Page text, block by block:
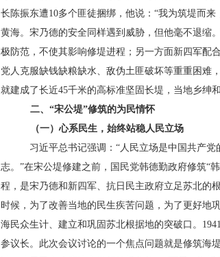
长陈振东遭10多个匪徒捆绑，他说：“我为筑堤而
黄海。宋乃德的安全同样遇到威胁，但他毫不退缩
极防范，不使其影响修堤进程；另一方面新四军配
党人克服缺钱缺粮缺水、敌伪土匪破坏等重重困难
就建成了长近45千米的高标准坚固长堤，当地乡绅
二、“宋公堤”修筑的为民情怀
（一）心系民生，始终站稳人民立场
习近平总书记强调：“人民立场是中国共产
志。”在宋公堤修建之前，国民党韩德勤政府修筑“
程，是宋乃德和新四军、抗日民主政府立足苏北的
时候，为了改善当地的民生疾苦问题，为了更好地
海民众生计、建立和巩固苏北根据地的突破口。 1941
参议长。此次会议讨论的一个焦点问题就是修筑海